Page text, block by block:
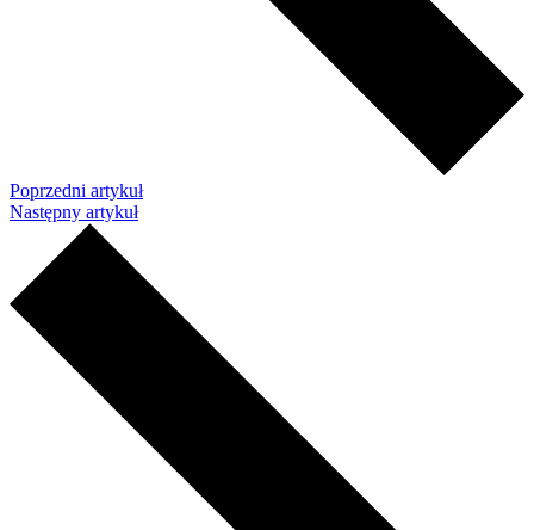
Poprzedni artykuł
Następny artykuł